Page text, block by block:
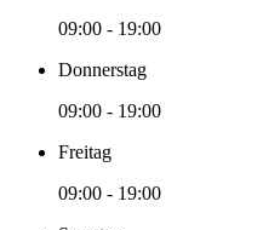
09:00 - 19:00
Donnerstag
09:00 - 19:00
Freitag
09:00 - 19:00